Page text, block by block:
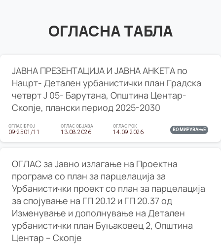
ОГЛАСНА ТАБЛА
ЈАВНА ПРЕЗЕНТАЦИЈА И ЈАВНА АНКЕТА по
Нацрт- Детален урбанистички план Градска
четврт Ј 05- Барутана, Општина Центар-
Скопје, плански период 2025-2030
ОГЛАС БРОЈ
09-2501/11
ОГЛАС ОБЈАВА
13.08.2026
ОГЛАС РОК
14.09.2026 ВО МИРУВАЊЕ
ОГЛАС за Јавно излагање на Проектна
програма со план за парцелација за
Урбанистички проект со план за парцелација
за спојување на ГП 20.12 и ГП 20.37 од
Изменување и дополнување на Детален
урбанистички план Буњаковец 2, Општина
Центар – Скопје